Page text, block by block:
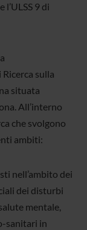
9 di
sulla
situata
All’interno
che svolgono
ambiti:
nell’ambito dei
dei disturbi
mentale,
sanitari in